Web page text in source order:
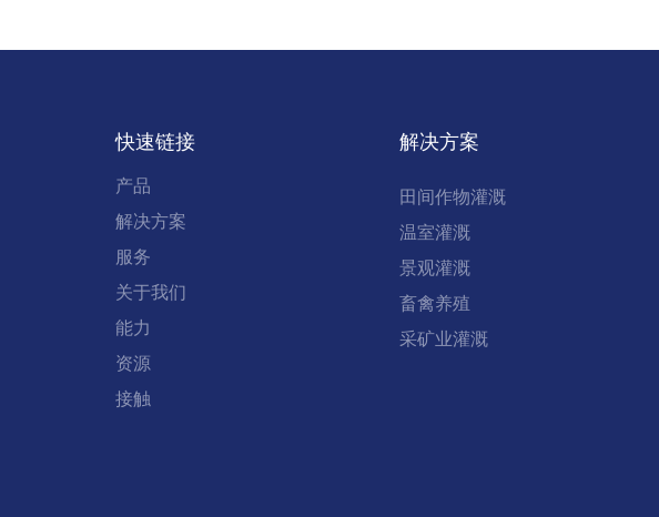
快速链接
产品
解决方案
服务
关于我们
能力
资源
接触
解决方案
田间作物灌溉
温室灌溉
景观灌溉
畜禽养殖
采矿业灌溉